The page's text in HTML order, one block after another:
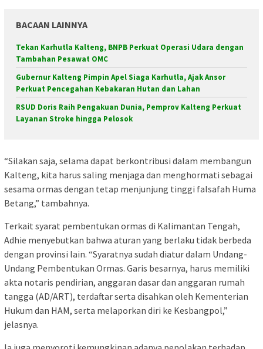
BACAAN LAINNYA
Tekan Karhutla Kalteng, BNPB Perkuat Operasi Udara dengan
Tambahan Pesawat OMC
Gubernur Kalteng Pimpin Apel Siaga Karhutla, Ajak Ansor
Perkuat Pencegahan Kebakaran Hutan dan Lahan
RSUD Doris Raih Pengakuan Dunia, Pemprov Kalteng Perkuat
Layanan Stroke hingga Pelosok
“Silakan saja, selama dapat berkontribusi dalam membangun
Kalteng, kita harus saling menjaga dan menghormati sebagai
sesama ormas dengan tetap menjunjung tinggi falsafah Huma
Betang,” tambahnya.
Terkait syarat pembentukan ormas di Kalimantan Tengah,
Adhie menyebutkan bahwa aturan yang berlaku tidak berbeda
dengan provinsi lain. “Syaratnya sudah diatur dalam Undang-
Undang Pembentukan Ormas. Garis besarnya, harus memiliki
akta notaris pendirian, anggaran dasar dan anggaran rumah
tangga (AD/ART), terdaftar serta disahkan oleh Kementerian
Hukum dan HAM, serta melaporkan diri ke Kesbangpol,”
jelasnya.